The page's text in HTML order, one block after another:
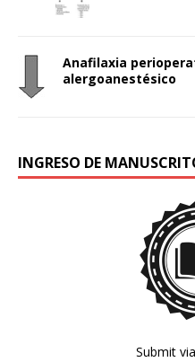
Anafilaxia
alergoanestésico
INGRESO DE
Submit